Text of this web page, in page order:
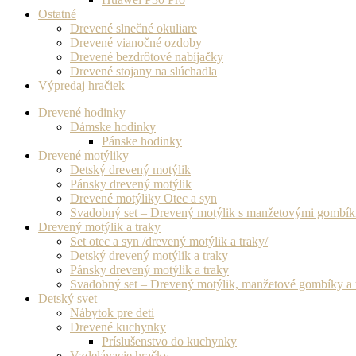
Ostatné
Drevené slnečné okuliare
Drevené vianočné ozdoby
Drevené bezdrôtové nabíjačky
Drevené stojany na slúchadla
Výpredaj hračiek
Drevené hodinky
Dámske hodinky
Pánske hodinky
Drevené motýliky
Detský drevený motýlik
Pánsky drevený motýlik
Drevené motýliky Otec a syn
Svadobný set – Drevený motýlik s manžetovými
Drevený motýlik a traky
Set otec a syn /drevený motýlik a traky/
Detský drevený motýlik a traky
Pánsky drevený motýlik a traky
Svadobný set – Drevený motýlik, manžetové gombíky a
Detský svet
Nábytok pre deti
Drevené kuchynky
Príslušenstvo do kuchynky